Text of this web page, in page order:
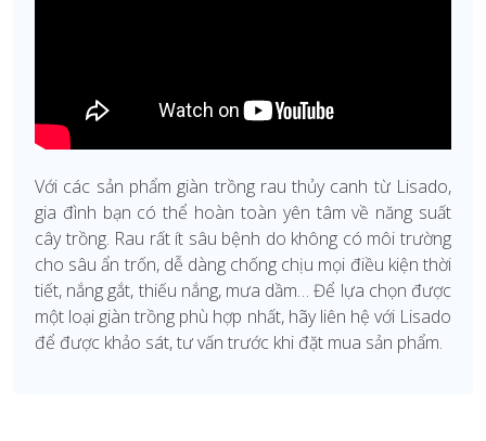
Với các sản phẩm giàn trồng rau thủy canh từ Lisado,
gia đình bạn có thể hoàn toàn yên tâm về năng suất
cây trồng. Rau rất ít sâu bệnh do không có môi trường
cho sâu ẩn trốn, dễ dàng chống chịu mọi điều kiện thời
tiết, nắng gắt, thiếu nắng, mưa dầm… Để lựa chọn được
một loại giàn trồng phù hợp nhất, hãy liên hệ với Lisado
để được khảo sát, tư vấn trước khi đặt mua sản phẩm.